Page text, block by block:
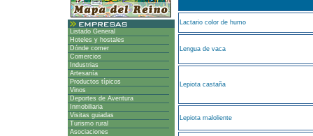
Listado General
Hoteles y hostales
Dónde comer
Comercios
Industrias
Artesanía
Productos típicos
Vinos
Deportes de Aventura
Inmobiliaria
Visitas guiadas
Turismo rural
Asociaciones
Lactario color de humo
Lengua de vaca
Lepiota castaña
Lepiota maloliente